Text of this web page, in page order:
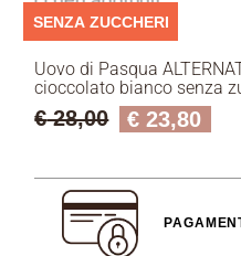
SENZA ZUCCHERI
Uovo di Pasqua
cioccolato bianco senza
€28,00 € 23,80